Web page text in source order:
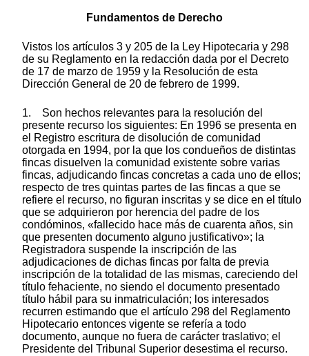
Fundamentos de Derecho
Vistos los artículos 3 y 205 de la Ley Hipotecaria y 298
de su Reglamento en la redacción dada por el Decreto
de 17 de marzo de 1959 y la Resolución de esta
Dirección General de 20 de febrero de 1999.
1. Son hechos relevantes para la resolución del
presente recurso los siguientes: En 1996 se presenta en
el Registro escritura de disolución de comunidad
otorgada en 1994, por la que los condueños de distintas
fincas disuelven la comunidad existente sobre varias
fincas, adjudicando fincas concretas a cada uno de ellos;
respecto de tres quintas partes de las fincas a que se
refiere el recurso, no figuran inscritas y se dice en el título
que se adquirieron por herencia del padre de los
condóminos, «fallecido hace más de cuarenta años, sin
que presenten documento alguno justificativo»; la
Registradora suspende la inscripción de las
adjudicaciones de dichas fincas por falta de previa
inscripción de la totalidad de las mismas, careciendo del
título fehaciente, no siendo el documento presentado
título hábil para su inmatriculación; los interesados
recurren estimando que el artículo 298 del Reglamento
Hipotecario entonces vigente se refería a todo
documento, aunque no fuera de carácter traslativo; el
Presidente del Tribunal Superior desestima el recurso.